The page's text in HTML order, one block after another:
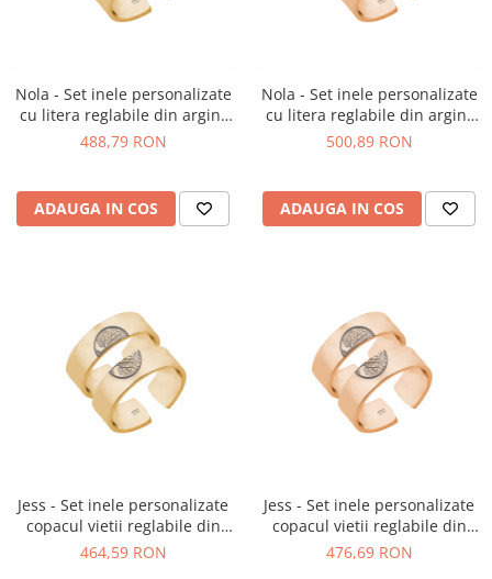
Nola - Set inele personalizate
cu litera reglabile din argint
925 placat cu aur galben 24K
488,79 RON
ADAUGA IN COS
Nola - Set inele personalizate
cu litera reglabile din argint
925 placat cu aur roz
500,89 RON
ADAUGA IN COS
Jess - Set inele personalizate
copacul vietii reglabile din
argint 925 placat cu aur
464,59 RON
Jess - Set inele personalizate
copacul vietii reglabile din
argint 925 placat cu aur roz
476,69 RON